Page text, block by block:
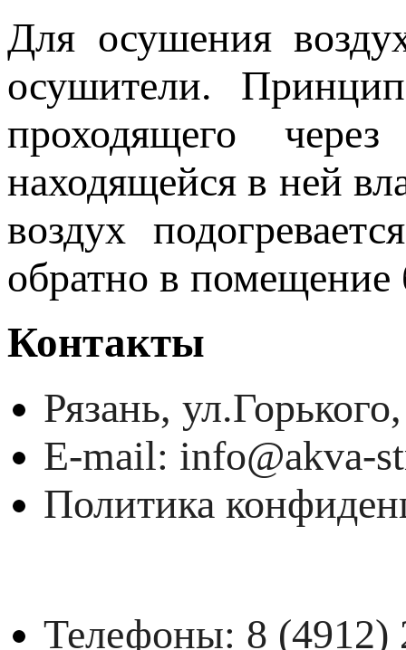
Для осушения
осушители.
проходящего
находящейся в ней
воздух
обратно в помещение
Контакты
Рязань,
E-mail: info@akva-
Политика
Телефоны: 8 (4912)